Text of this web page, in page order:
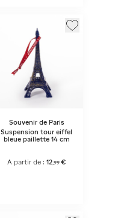
Souvenir de Paris
Suspension tour eiffel
bleue paillette 14 cm
A partir de :12,99 €